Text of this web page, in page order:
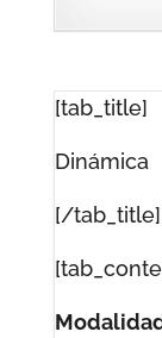
[tab_title]
Dinámica
[/tab_title]